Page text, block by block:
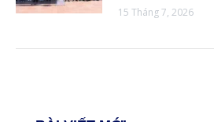
15 Tháng 7, 2026